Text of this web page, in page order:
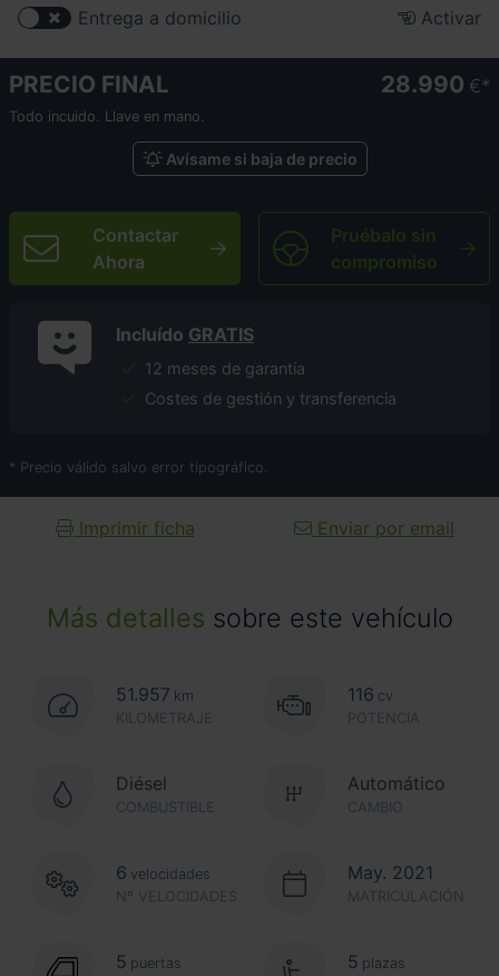
Más detalles sobre este vehículo
51.957 km
KILOMETRAJE
116 cv
POTENCIA
Diésel
COMBUSTIBLE CAMBIO
Automático
Nº VELOCIDADES
6 velocidades May. 2021
MATRICULACIÓN
5 puertas
5 plazas
Entrega a domicilio Activar
PRECIO FINAL 28.990 €
Todo incuido. Llave en mano.
Avísame si baja de precio
Contactar
Ahora
Pruébalo sin
compromiso
Incluído GRATIS
12 meses de garantía
Costes de gestión y transferencia
* Precio válido salvo error tipográfico.
Imprimir ficha Enviar por email